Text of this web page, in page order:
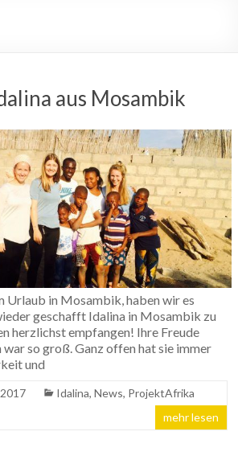
aus Mosambik
Urlaub in Mosambik, haben wir es
geschafft Idalina in Mosambik zu
herzlichst empfangen! Ihre Freude
war so groß. Ganz offen hat sie immer
und
Idalina,News, ProjektAfrika
mehr lesen